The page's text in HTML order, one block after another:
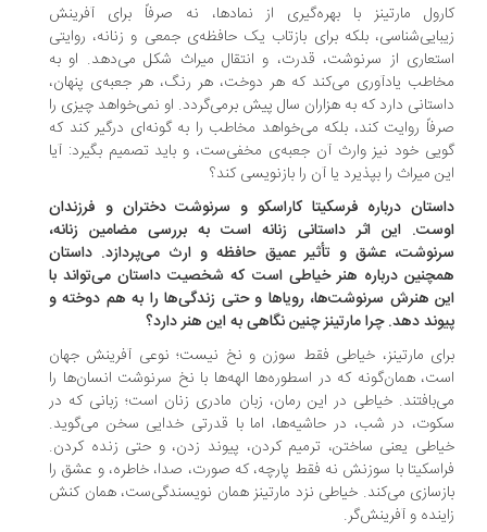
مارتینز با بهره‌گیری از نمادها، نه صرفاً برای آفرینش
بلکه برای بازتاب یک حافظه‌ی جمعی و زنانه، روایتی
از سرنوشت، قدرت، و انتقال میراث شکل می‌دهد. او به
یادآوری می‌کند که هر دوخت، هر رنگ، هر جعبه‌ی پنهان،
دارد که به هزاران سال پیش برمی‌گردد. او نمی‌خواهد چیزی را
روایت کند، بلکه می‌خواهد مخاطب را به گونه‌ای درگیر کند که
خود نیز وارث آن جعبه‌ی مخفی‌ست، و باید تصمیم بگیرد: آیا
میراث را بپذیرد یا آن را بازنویسی کند؟
درباره فرسکیتا کاراسکو و سرنوشت دختران و فرزندان
این اثر داستانی زنانه است به بررسی مضامین زنانه،
عشق و تأثیر عمیق حافظه و ارث می‌پردازد. داستان
درباره هنر خیاطی است که شخصیت داستان می‌تواند با
هنرش سرنوشت‌ها، رویاها و حتی زندگی‌ها را به هم دوخته و
دهد. چرا مارتینز چنین نگاهی به این هنر دارد؟
مارتینز، خیاطی فقط سوزن و نخ نیست؛ نوعی آفرینش جهان
همان‌گونه که در اسطوره‌ها الهه‌ها با نخ سرنوشت انسان‌ها را
خیاطی در این رمان، زبان مادری زنان است؛ زبانی که در
در شب، در حاشیه‌ها، اما با قدرتی خدایی سخن می‌گوید.
یعنی ساختن، ترمیم کردن، پیوند زدن، و حتی زنده کردن.
با سوزنش نه فقط پارچه، که صورت، صدا، خاطره، و عشق را
می‌کند. خیاطی نزد مارتینز همان نویسندگی‌ست، همان کنش
و آفرینش‌گر.